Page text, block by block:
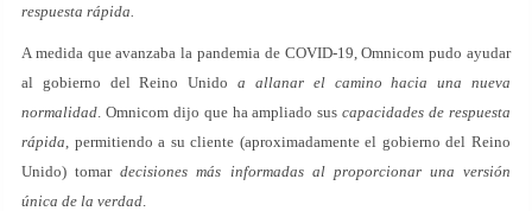
respuesta rápida.
A medida que avanzaba la pandemia de COVID-19, Omnicom pudo ayudar
al gobierno del Reino Unidoa allanar el camino hacia una nueva
normalidad . Omnicom dijo que ha ampliado suscapacidades de respuesta
rápida , permitiendo a su cliente (aproximadamente el gobierno del Reino
Unido) tomardecisiones más informadas al proporcionar una versión
única de la verdad